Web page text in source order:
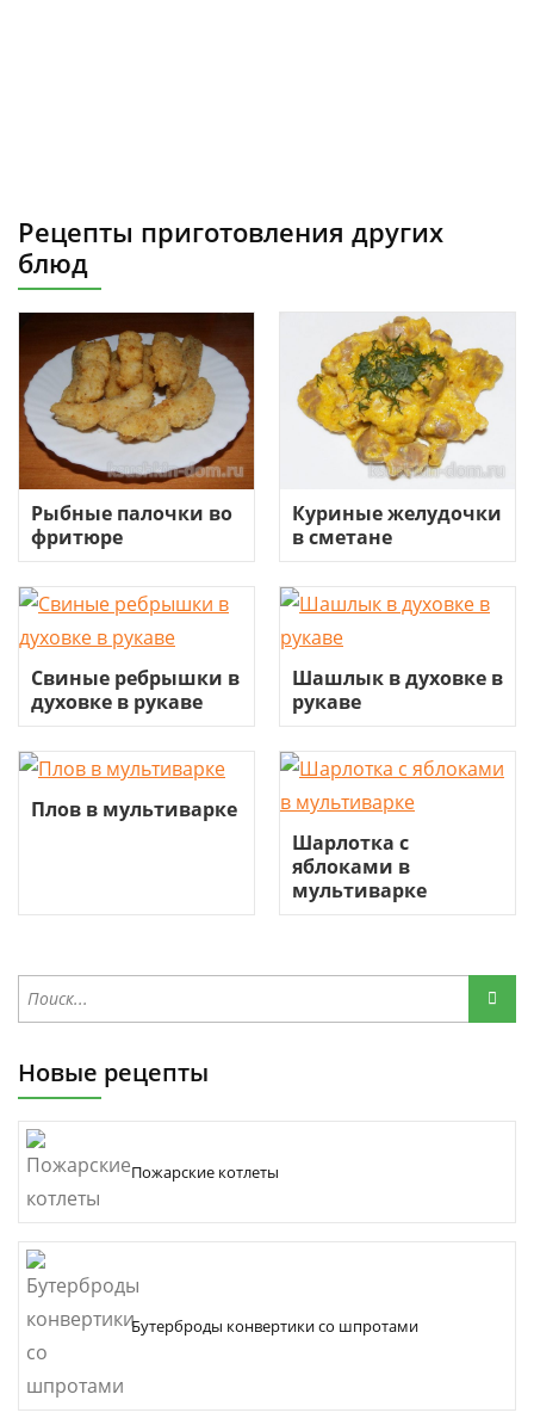
Рецепты приготовления других
блюд
Рыбные палочки во
фритюре
Куриные желудочки
в сметане
Свиные ребрышки в
духовке в рукаве
Шашлык в духовке в
рукаве
Плов в мультиварке
Шарлотка с
яблоками в
мультиварке
Новые рецепты
Пожарские котлеты
Бутерброды конвертики со шпротами